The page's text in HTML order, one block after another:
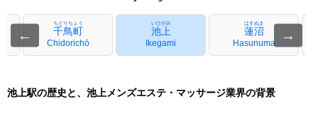
← 千鳥町
ちどりちょう
Chidorichō
池上
いけがみ
Ikegami
蓮沼
はすぬま
Hasunuma
→
池上駅の歴史と、池上メンズエステ・マッサージ業界の背景